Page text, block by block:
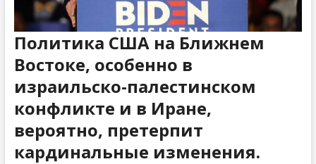
Политика США на Ближнем
Востоке, особенно в
израильско-палестинском
конфликте и в Иране,
вероятно, претерпит
кардинальные изменения.